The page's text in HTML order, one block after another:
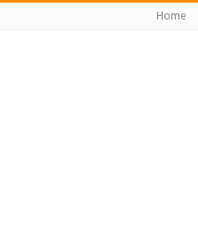
Home